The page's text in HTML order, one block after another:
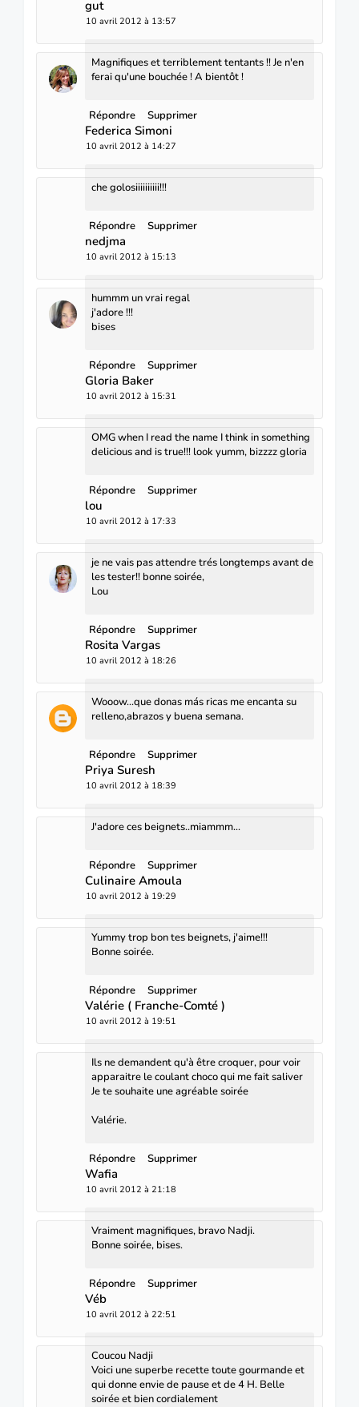
gut
10 avril 2012 à 13:57
Magnifiques et terriblement tentants !! Je n'en
ferai qu'une bouchée ! A bientôt !
Répondre Supprimer
Federica Simoni
10 avril 2012 à 14:27
che golosiiiiiiiiii!!!
Répondre Supprimer
nedjma
10 avril 2012 à 15:13
hummm un vrai regal
j'adore !!!
bises
Répondre Supprimer
Gloria Baker
10 avril 2012 à 15:31
OMG when I read the name I think in something
delicious and is true!!! look yumm, bizzzz gloria
Répondre Supprimer
lou
10 avril 2012 à 17:33
je ne vais pas attendre trés longtemps avant de
les tester!! bonne soirée,
Lou
Répondre Supprimer
Rosita Vargas
10 avril 2012 à 18:26
Wooow...que donas más ricas me encanta su
relleno,abrazos y buena semana.
Répondre Supprimer
Priya Suresh
10 avril 2012 à 18:39
J'adore ces beignets..miammm...
Répondre Supprimer
Culinaire Amoula
10 avril 2012 à 19:29
Yummy trop bon tes beignets, j'aime!!!
Bonne soirée.
Répondre Supprimer
Valérie ( Franche-Comté )
10 avril 2012 à 19:51
Ils ne demandent qu'à être croquer, pour voir
apparaitre le coulant choco qui me fait saliver
Je te souhaite une agréable soirée
Valérie.
Répondre Supprimer
Wafia
10 avril 2012 à 21:18
Vraiment magnifiques, bravo Nadji.
Bonne soirée, bises.
Répondre Supprimer
Véb
10 avril 2012 à 22:51
Coucou Nadji
Voici une superbe recette toute gourmande et
qui donne envie de pause et de 4 H. Belle
soirée et bien cordialement